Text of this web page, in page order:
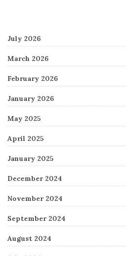
July 2026
March 2026
February 2026
January 2026
May 2025
April 2025
January 2025
December 2024
November 2024
September 2024
August 2024